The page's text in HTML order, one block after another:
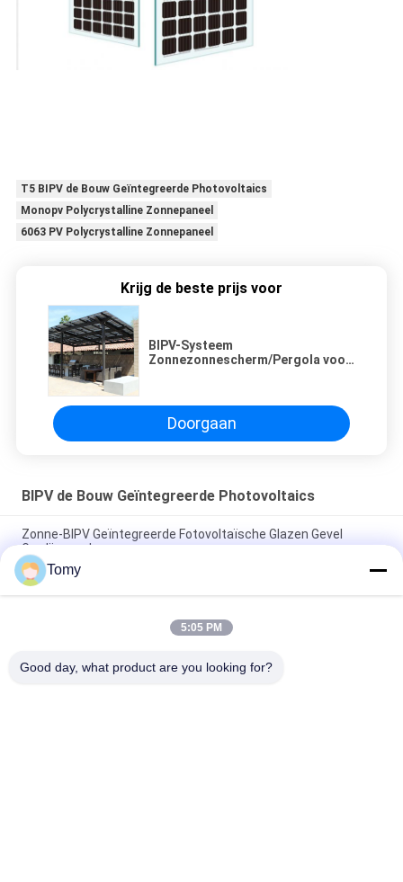
T5 BIPV de Bouw Geïntegreerde Photovoltaics
Monopv Polycrystalline Zonnepaneel
6063 PV Polycrystalline Zonnepaneel
Krijg de beste prijs voor
BIPV-Systeem
Zonnezonnescherm/Pergola voor
Doorgaan
BIPV de Bouw Geïntegreerde Photovoltaics
Zonne-BIPV Geïntegreerde Fotovoltaïsche Glazen Gevel
Gordijngevel
Hoog efficiënte drijvende fotovoltaïsche installaties op water -
Clean Energy Solutions
Doorzichtig glas zonne-energie-kasten doorzichtig celpaneel
Tomy
5:05 PM
Good day, what product are you looking for?